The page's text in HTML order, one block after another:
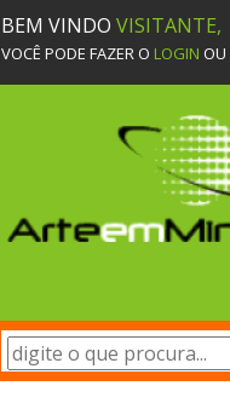
BEM VINDO VISITANTE,
VOCÊ PODE FAZER O LOGIN OU